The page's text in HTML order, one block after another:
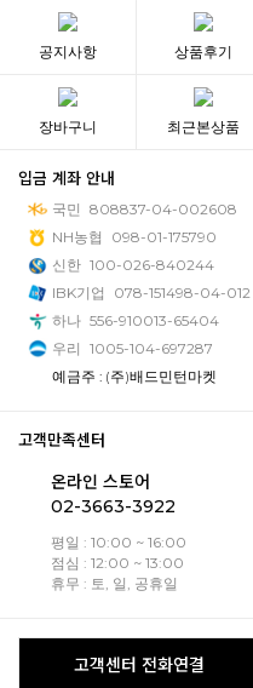
공지사항 상품후기
장바구니 최근본상품
입금 계좌 안내
국민 808837-04-002608
NH농협
098-01-175790
신한 100-026-840244
IBK기업
078-151498-04-012
하나 556-910013-65404
우리 1005-104-697287
예금주 : (주)배드민턴마켓
고객만족센터
온라인 스토어
02-3663-3922
평일 : 10:00 ~ 16:00
점심 : 12:00 ~ 13:00
휴무 : 토, 일, 공휴일
고객센터 전화연결